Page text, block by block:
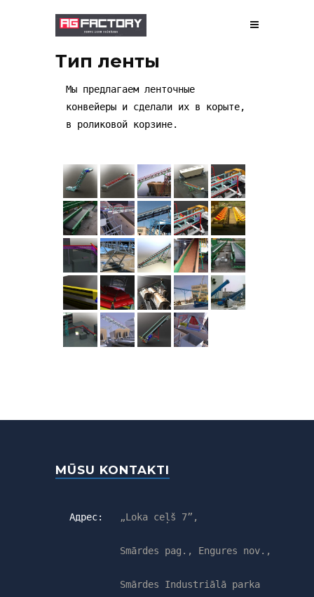
ПРОИЗВОДСТВО
ГАЛЕРЕЯ
РАБОТЫ
Тип ленты
Мы предлагаем ленточные
конвейеры и сделали их в корыте,
в роликовой корзине.
MŪSU KONTAKTI
Адрес: „Loka ceļš 7”,
Smārdes pag., Engures nov.,
Smārdes Industriālā parka